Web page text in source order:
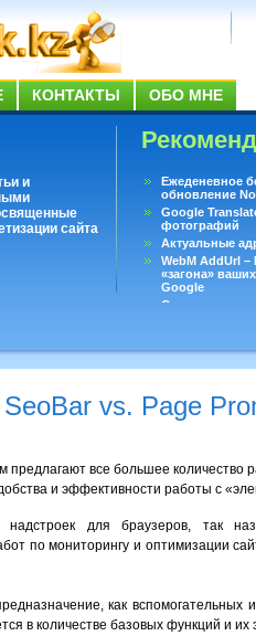
КОНТАКТЫ ОБО МНЕ
и
сайта
Ежеденевное
обновление
Google
фотографий
Актуальные
WebM AddUrl
«загона»
Google
Существует
SeoBar vs. Page
предлагают все большее количество
и эффективности работы с
для браузеров, так
по мониторингу и оптимизации
как вспомогательных
в количестве базовых функций и